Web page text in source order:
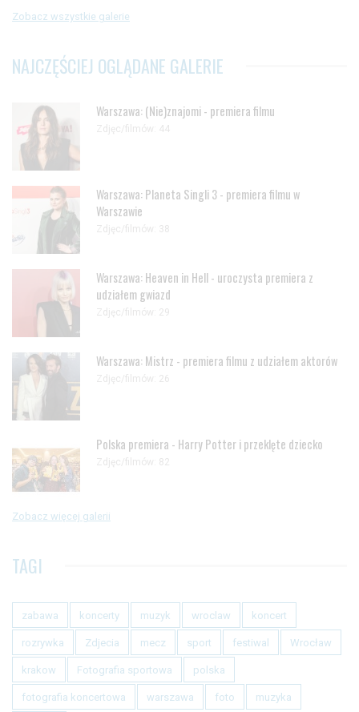
Zobacz wszystkie galerie
NAJCZĘŚCIEJ OGLĄDANE GALERIE
Warszawa: (Nie)znajomi - premiera filmu
Zdjęc/filmów: 44
Warszawa: Planeta Singli 3 - premiera filmu w
Warszawie
Zdjęc/filmów: 38
Warszawa: Heaven in Hell - uroczysta premiera z
udziałem gwiazd
Zdjęc/filmów: 29
Warszawa: Mistrz - premiera filmu z udziałem aktorów
Zdjęc/filmów: 26
Polska premiera - Harry Potter i przeklęte dziecko
Zdjęc/filmów: 82
Zobacz więcej galerii
TAGI
zabawa koncerty muzyk wroclaw koncert
rozrywka Zdjecia mecz sport festiwal Wrocław
krakow Fotografia sportowa polska
fotografia koncertowa warszawa foto muzyka